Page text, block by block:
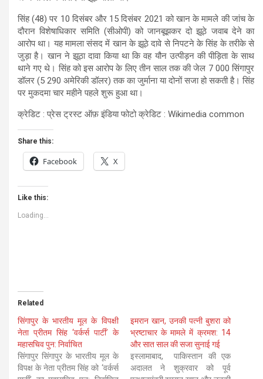
सिंह (48) पर 10 दिसंबर और 15 दिसंबर 2021 को खान के मामले की जांच के
दौरान विशेषाधिकार समिति (सीओपी) को जानबूझकर दो झूठे जवाब देने का
आरोप था। यह मामला संसद में खान के झूठे दावे से निपटने के सिंह के तरीके से
जुड़ा है। खान ने झूठा दावा किया था कि वह यौन उत्पीड़न की पीड़िता के साथ
थाने गए थे। सिंह को इस आरोप के लिए तीन साल तक की जेल 7 000 सिंगापुर
डॉलर (5 290 अमेरिकी डॉलर) तक का जुर्माना या दोनों सजा हो सकती है। सिंह
पर मुकदमा चार महीने पहले शुरू हुआ था।
क्रेडिट : प्रेस ट्रस्ट ऑफ़ इंडिया फोटो क्रेडिट : Wikimedia common
Share this:
Facebook X
Like this:
Loading...
Related
सिंगापुर के भारतीय मूल के विपक्षी
नेता प्रीतम सिंह ‘वर्कर्स पार्टी’ के
महासचिव पुन: निर्वाचित
सिंगापुर सिंगापुर के भारतीय मूल के
विपक्ष के नेता प्रीतम सिंह को ‘वर्कर्स
इमरान खान, उनकी पत्नी बुशरा को
भ्रष्टाचार के मामले में क्रमश: 14
और सात साल की सजा सुनाई गई
इस्लामाबाद, पाकिस्तान की एक
अदालत ने शुक्रवार को पूर्व